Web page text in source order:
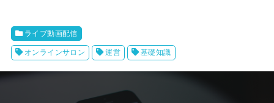
ライブ動画配信
オンラインサロン 運営 基礎知識